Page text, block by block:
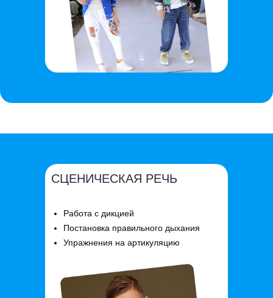
СЦЕНИЧЕСКАЯ РЕЧЬ
Работа с дикцией
Постановка правильного дыхания
Упражнения на артикуляцию